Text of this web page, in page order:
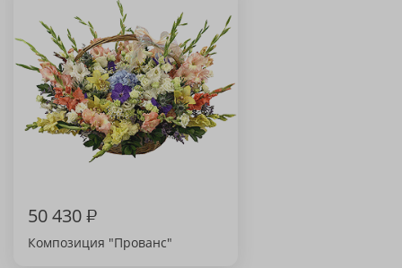
50 430₽
Композиция "Прованс"